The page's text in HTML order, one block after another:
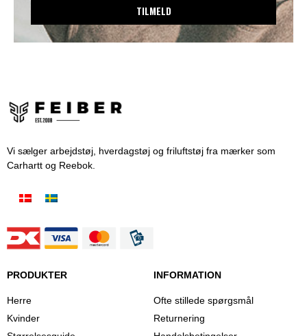
TILMELD
Vi sælger arbejdstøj, hverdagstøj og friluftstøj fra mærker som
Carhartt og Reebok.
PRODUKTER
Herre
Kvinder
INFORMATION
Ofte stillede spørgsmål
Returnering